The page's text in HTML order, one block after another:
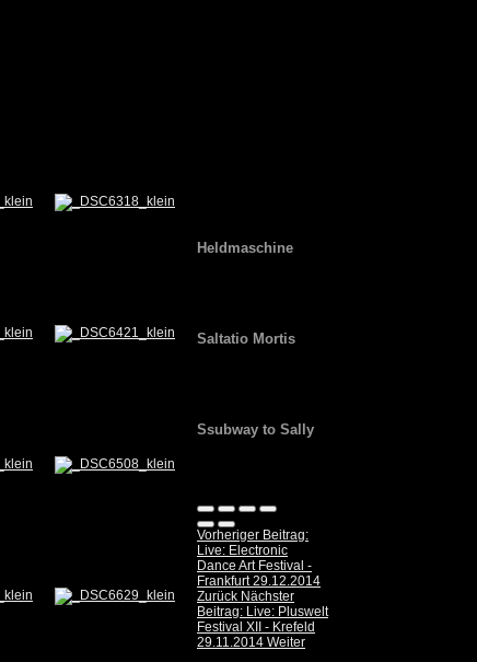
Heldmaschine
Saltatio Mortis
Ssubway to Sally
Vorheriger Beitrag:
Live: Electronic
Dance Art Festival -
Frankfurt 29.12.2014
Zurück Nächster
Beitrag: Live: Pluswelt
Festival XII - Krefeld
29.11.2014 Weiter